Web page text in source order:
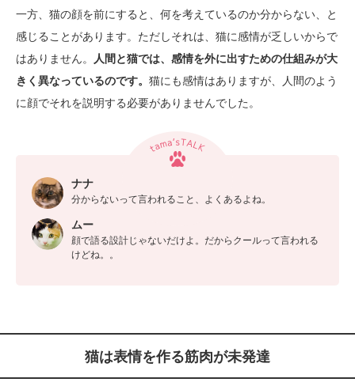
一方、猫の顔を前にすると、何を考えているのか分からない、と
感じることがあります。ただしそれは、猫に感情が乏しいからで
はありません。
人間と猫では、感情を外に出すための仕組みが大
きく異なっているのです。 猫にも感情はありますが、人間のよう
に顔でそれを説明する必要がありませんでした。
ナナ
分からないって言われること、よくあるよね。
ムー
顔で語る設計じゃないだけよ。だからクールって言われる
けどね。。
猫は表情を作る筋肉が未発達